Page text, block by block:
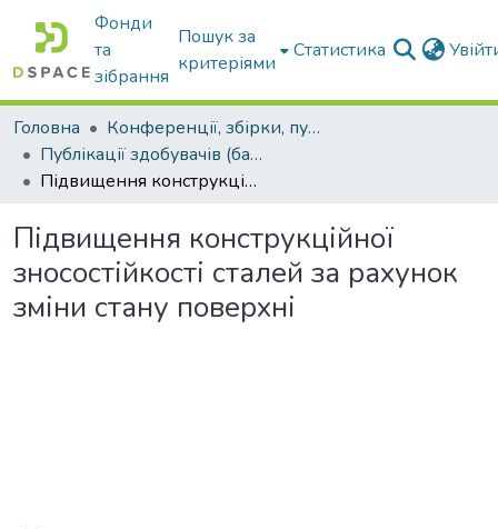
Фонди
та
зібрання
Пошук за
критеріями
Статистика
Головна
Конференції, збірки, публікації молодих вчених і здобувачів : магістрів, бакалаврів, аспірантів.
Публікації здобувачів (бакалаврів. магістрів, аспірантів)
Підвищення конструкційної зносостійкості сталей за рахунок зміни стану поверхні
Підвищення конструкційної
зносостійкості сталей за рахунок
зміни стану поверхні